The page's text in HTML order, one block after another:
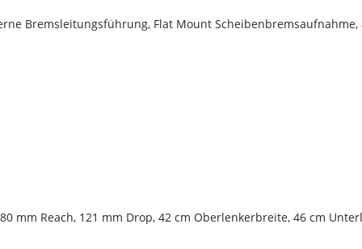
Bremsleitungsführung, Flat Mount Scheibenbremsaufnahme,
mm Reach, 121 mm Drop, 42 cm Oberlenkerbreite, 46 cm